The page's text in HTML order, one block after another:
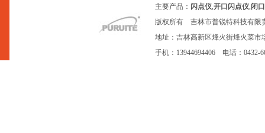
主要产品： 闪点仪,开口闪点仪,闭
版权所有 吉林市普锐特科技有
地址：吉林高新区烽火街烽火菜
手机：13944694406 电话：0432-